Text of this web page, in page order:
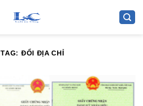
TAG: ĐỔI ĐỊA CHỈ